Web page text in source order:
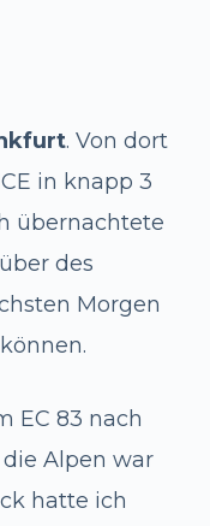
. Von dort
in knapp 3
übernachtete
des
Morgen
EC 83 nach
Alpen war
hatte ich